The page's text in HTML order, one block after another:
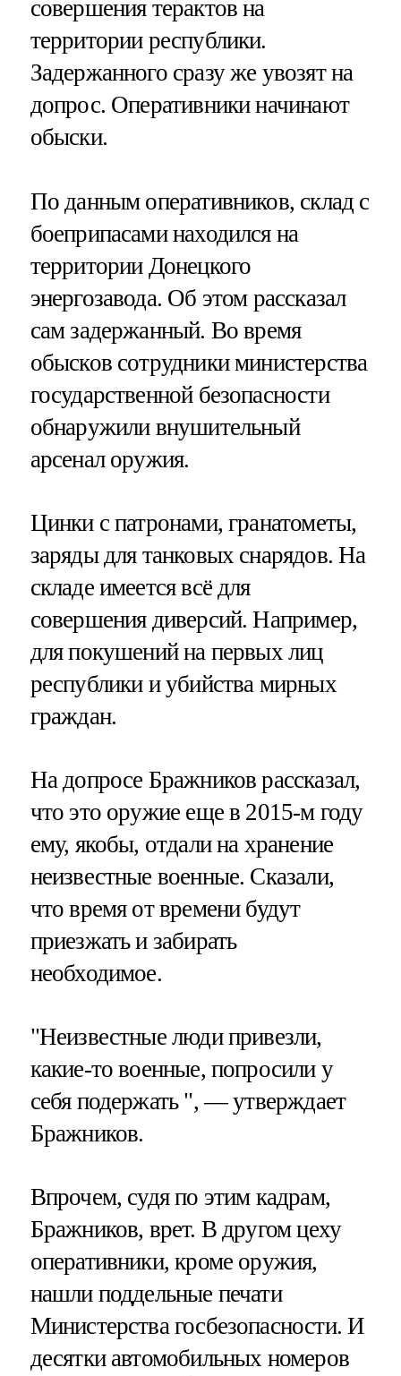
совершения терактов на
территории республики.
Задержанного сразу же увозят на
допрос. Оперативники начинают
обыски.
По данным оперативников, склад с
боеприпасами находился на
территории Донецкого
энергозавода. Об этом рассказал
сам задержанный. Во время
обысков сотрудники министерства
государственной безопасности
обнаружили внушительный
арсенал оружия.
Цинки с патронами, гранатометы,
заряды для танковых снарядов. На
складе имеется всё для
совершения диверсий. Например,
для покушений на первых лиц
республики и убийства мирных
граждан.
На допросе Бражников рассказал,
что это оружие еще в 2015-м году
ему, якобы, отдали на хранение
неизвестные военные. Сказали,
что время от времени будут
приезжать и забирать
необходимое.
"Неизвестные люди привезли,
какие-то военные, попросили у
себя подержать ", — утверждает
Бражников.
Впрочем, судя по этим кадрам,
Бражников, врет. В другом цеху
оперативники, кроме оружия,
нашли поддельные печати
Министерства госбезопасности. И
десятки автомобильных номеров